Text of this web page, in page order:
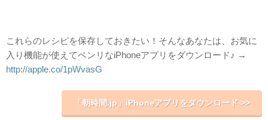
これらのレシピを保存しておきたい！そんなあなたは、お気に
入り機能が使えてベンリなiPhoneアプリをダウンロード♪ →
http://apple.co/1pWvasG
「朝時間.jp」iPhoneアプリをダウンロード >>